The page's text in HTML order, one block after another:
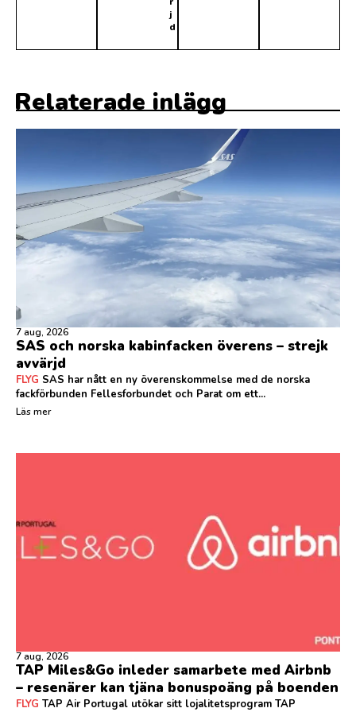
j
d
Relaterade inlägg
7 aug, 2026
SAS och norska kabinfacken överens – strejk
avvärjd
FLYG SAS har nått en ny överenskommelse med de norska
fackförbunden Fellesforbundet och Parat om ett...
Läs mer
7 aug, 2026
TAP Miles&Go inleder samarbete med Airbnb
– resenärer kan tjäna bonuspoäng på boenden
FLYG TAP Air Portugal utökar sitt lojalitetsprogram TAP